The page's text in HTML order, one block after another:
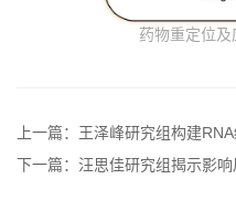
药物重定位及
上一篇：王泽峰研究组构建
下一篇：汪思佳研究组揭示影